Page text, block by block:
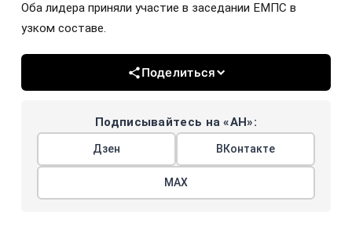
Оба лидера приняли участие в заседании ЕМПС в
узком составе.
Поделиться
Подписывайтесь на «АН»:
Дзен ВКонтакте
МАХ